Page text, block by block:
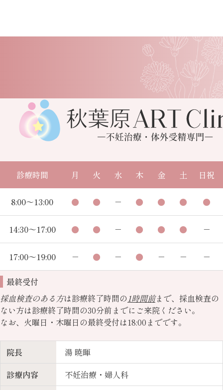
診療時間 月 火 水 木 金 土 日祝
8:00～13:00 ● ● － ● ● ● ●
14:30～17:00 ● ● － ● ● ● －
17:00～19:00 － ● － ● － － －
最終受付
採血検査のある方は診療終了時間の1時間前まで、採血検査の
ない方は診療終了時間の30分前までにご来院ください。
なお、火曜日・木曜日の最終受付は18:00までです。
院長
湯 暁暉
診療内容
不妊治療・婦人科